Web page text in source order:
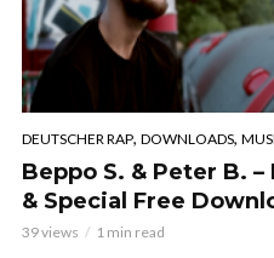
DEUTSCHER RAP, DOWNLOADS,
Beppo S. & Peter B.
& Special Free
39 views 1 min read